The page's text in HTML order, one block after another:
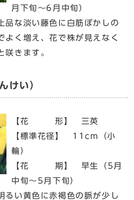
月下旬～6月中旬）
淡い藤色に白筋ぼかしの
よく増え、花で株が見えなく
咲きます。
けい）
【花 形】 三英
【標準花径】 11cm（小
輪）
【花 期】 早生（5月
中旬～5月下旬）
黄色に赤褐色の脈が少し